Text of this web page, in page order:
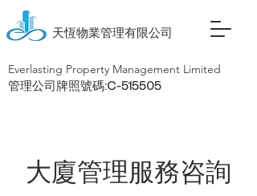
天恆物業管理有限公司
Everlasting Property Management Limited
管理公司牌照號碼:C-515505
大廈管理服務咨詢